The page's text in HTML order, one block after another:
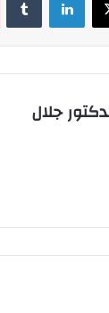
جلال